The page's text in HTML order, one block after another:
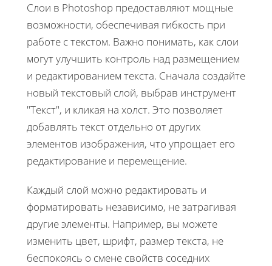
Слои в Photoshop предоставляют мощные
возможности, обеспечивая гибкость при
работе с текстом. Важно понимать, как слои
могут улучшить контроль над размещением
и редактированием текста. Сначала создайте
новый текстовый слой, выбрав инструмент
"Текст", и кликая на холст. Это позволяет
добавлять текст отдельно от других
элементов изображения, что упрощает его
редактирование и перемещение.
Каждый слой можно редактировать и
форматировать независимо, не затрагивая
другие элементы. Например, вы можете
изменить цвет, шрифт, размер текста, не
беспокоясь о смене свойств соседних